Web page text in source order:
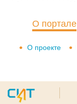
О портале
О проекте